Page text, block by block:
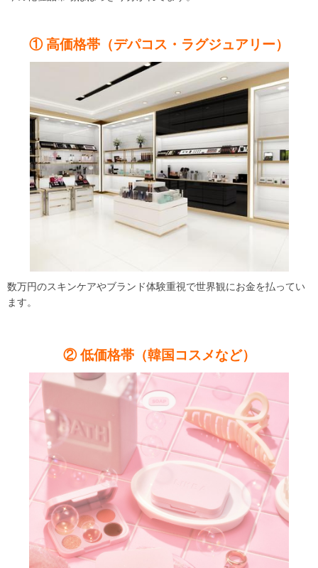
① 高価格帯（デパコス・ラグジュアリー）
数万円のスキンケアやブランド体験重視で世界観にお金を払ってい
ます。
② 低価格帯（韓国コスメなど）